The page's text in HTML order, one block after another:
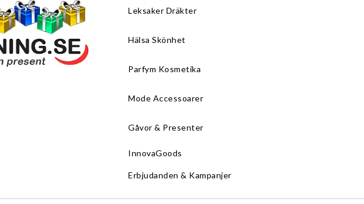
Leksaker Dräkter
Hälsa Skönhet
Parfym Kosmetika
Mode Accessoarer
Gåvor & Presenter
InnovaGoods
Erbjudanden & Kampanjer